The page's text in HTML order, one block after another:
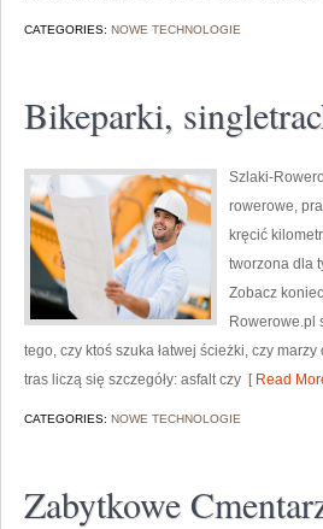
CATEGORIES: NOWE TECHNOLOGIE
Bikeparki,
Szlaki-
rowerowe,
kręcić
tworzona dla
Zobacz
Rowerowe.pl
tego, czy ktoś szuka łatwej ścieżki, czy
tras liczą się szczegóły: asfalt czy [ Read
CATEGORIES: NOWE TECHNOLOGIE
Zabytkowe